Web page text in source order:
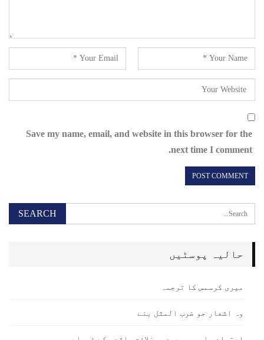
Save my name, email, and website in this browser for the
next time I comment.
حالیہ پوسٹیں
میری کرسمس کا ترجمہ
وہ اشعار جو ضرب المثل بنے